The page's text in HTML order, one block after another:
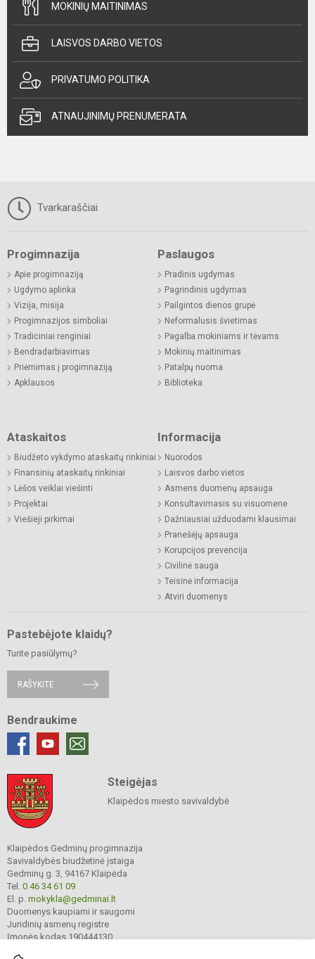
MOKINIŲ MAITINIMAS
LAISVOS DARBO VIETOS
PRIVATUMO POLITIKA
ATNAUJINIMŲ PRENUMERATA
Tvarkaraščiai
Progimnazija
Apie progimnaziją
Ugdymo aplinka
Vizija, misija
Progimnazijos simboliai
Tradiciniai renginiai
Bendradarbiavimas
Priėmimas į progimnaziją
Apklausos
Paslaugos
Pradinis ugdymas
Pagrindinis ugdymas
Pailgintos dienos grupė
Neformalusis švietimas
Pagalba mokiniams ir tėvams
Mokinių maitinimas
Patalpų nuoma
Biblioteka
Ataskaitos
Biudžeto vykdymo ataskaitų rinkiniai
Finansinių ataskaitų rinkiniai
Lėšos veiklai viešinti
Projektai
Viešieji pirkimai
Informacija
Nuorodos
Laisvos darbo vietos
Asmens duomenų apsauga
Konsultavimasis su visuomene
Dažniausiai užduodami klausimai
Pranešėjų apsauga
Korupcijos prevencija
Civilinė sauga
Teisinė informacija
Atviri duomenys
Pastebėjote klaidų?
Turite pasiūlymų?
RAŠYKITE
Bendraukime
Steigėjas
Klaipėdos miesto savivaldybė
Klaipėdos Gedminų progimnazija
Savivaldybės biudžetinė įstaiga
Gedminų g. 3, 94167 Klaipėda
Tel. 0 46 34 61 09
El. p. mokykla@gedminai.lt
Duomenys kaupiami ir saugomi
Juridinių asmenų registre
Įmonės kodas 190444130